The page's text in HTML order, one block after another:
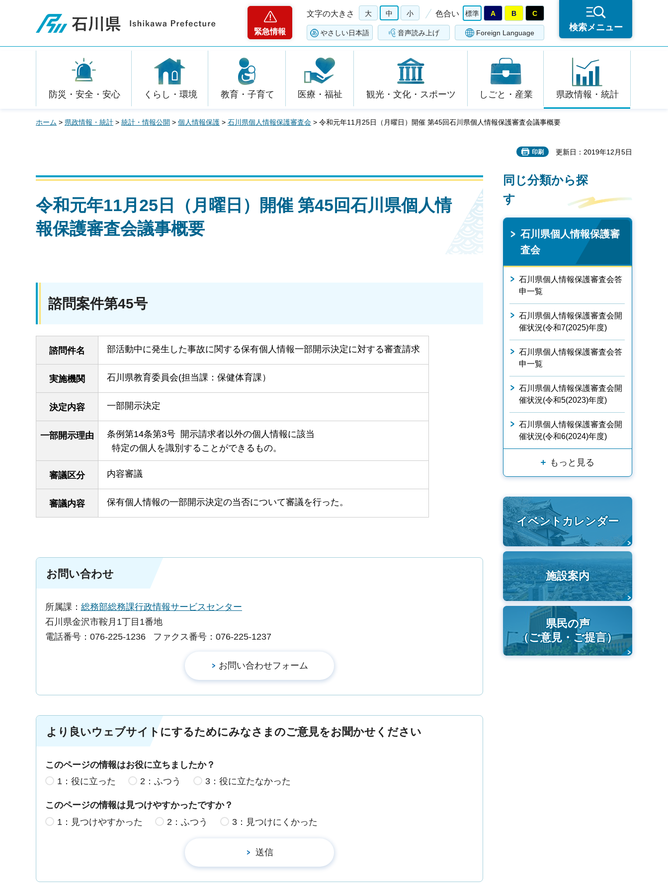
石川県
緊急情報
文字の大きさ 大 中 小 色合い 標準 A B C
やさしい日本語 音声読み上げ Foreign Language
検索メニュー
防災・安全・安心 くらし・環境 教育・子育て 医療・福祉 観光・文化・スポーツ しごと・産業 県政情報・統計
ホーム > 県政情報・統計 > 統計・情報公開 > 個人情報保護 > 石川県個人情報保護審査会 > 令和元年11月25日（月曜日）開催 第45回石川県個人情報保護審査会議事概要
印刷 更新日：2019年12月5日
令和元年11月25日（月曜日）開催 第45回石川県個人情
報保護審査会議事概要
諮問案件第45号
諮問件名 部活動中に発生した事故に関する保有個人情報一部開示決定に対する審査請求
実施機関 石川県教育委員会(担当課：保健体育課）
決定内容 一部開示決定
一部開示理由
条例第14条第3号 開示請求者以外の個人情報に該当
特定の個人を識別することができるもの。
審議区分 内容審議
審議内容 保有個人情報の一部開示決定の当否について審議を行った。
お問い合わせ
所属課： 総務部総務課行政情報サービスセンター
石川県金沢市鞍月1丁目1番地
電話番号：076-225-1236
ファクス番号：076-225-1237
より良いウェブサイトにするためにみなさまのご意見をお聞かせください
このページの情報はお役に立ちましたか？
1：役に立った
2：ふつう 3：役に立たなかった
このページの情報は見つけやすかったですか？
1：見つけやすかった
2：ふつう 3：見つけにくかった
同じ分類から探
す
石川県個人情報保護審
査会
石川県個人情報保護審査会答
申一覧
石川県個人情報保護審査会開
催状況(令和7(2025)年度)
石川県個人情報保護審査会答
申一覧
石川県個人情報保護審査会開
催状況(令和5(2023)年度)
石川県個人情報保護審査会開
催状況(令和6(2024)年度)
もっと見る
イベントカレンダー
施設案内
県民の声
（ご意見・ご提言）